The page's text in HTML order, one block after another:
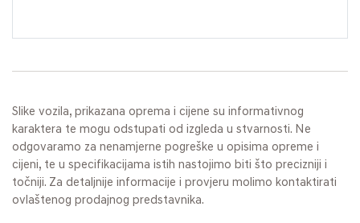
Slike vozila, prikazana oprema i cijene su informativnog
karaktera te mogu odstupati od izgleda u stvarnosti. Ne
odgovaramo za nenamjerne pogreške u opisima opreme i
cijeni, te u specifikacijama istih nastojimo biti što precizniji i
točniji. Za detaljnije informacije i provjeru molimo kontaktirati
ovlaštenog prodajnog predstavnika.